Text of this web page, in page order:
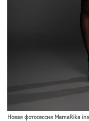
Новая фотосессия MamaRika